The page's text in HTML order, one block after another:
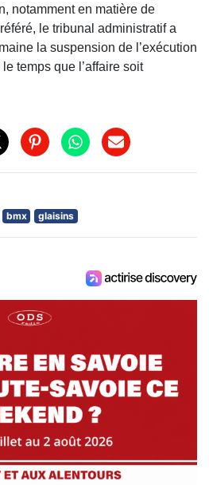
notamment en matière de
le tribunal administratif a
la suspension de l’exécution
temps que l’affaire soit
bmx glaisins